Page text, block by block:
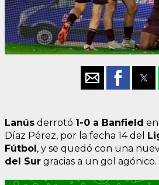
Lanús derrotó 1-0 a Banfield
Díaz Pérez, por la fecha 14 del
Fútbol, y se quedó con una
del Sur gracias a un gol agónico.